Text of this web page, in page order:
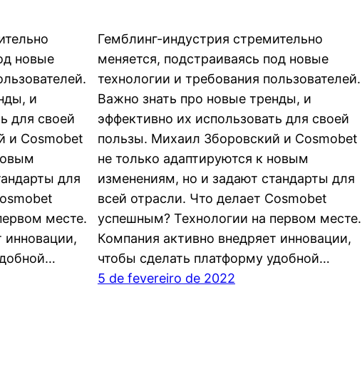
новые
и
для своей
и Cosmobet
для
месте.
инновации,
Гемблинг-индустрия стремительно
меняется, подстраиваясь под новые
технологии и требования пользователей.
Важно знать про новые тренды, и
эффективно их использовать для своей
пользы. Михаил Зборовский и Cosmobet
не только адаптируются к новым
изменениям, но и задают стандарты для
всей отрасли. Что делает Cosmobet
успешным? Технологии на первом месте.
Компания активно внедряет инновации,
чтобы сделать платформу удобной…
5 de fevereiro de 2022